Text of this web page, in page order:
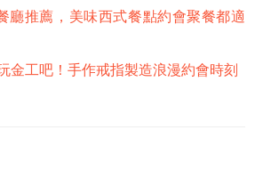
廳推薦，美味西式餐點約會聚餐都適
金工吧！手作戒指製造浪漫約會時刻